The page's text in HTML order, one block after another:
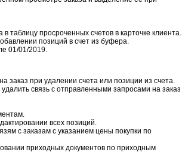
таблицу просроченных счетов в карточке клиента.
позиций в счет из буфера.
01/01/2019.
заказ при удалении счета или позиции из счета.
связь с отправленными запросами на заказ
всех позиций.
с заказам с указанием цены покупки по
приходных документов по приходным